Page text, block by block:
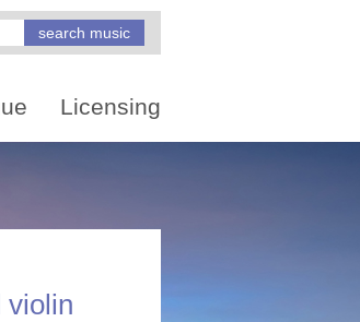
Licensing
violin